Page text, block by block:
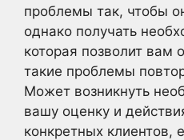
проблемы так, чтобы
однако получать
которая позволит вам
такие проблемы
Может возникнуть
вашу оценку и
конкретных клиентов,